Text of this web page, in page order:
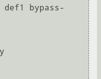
bypass-